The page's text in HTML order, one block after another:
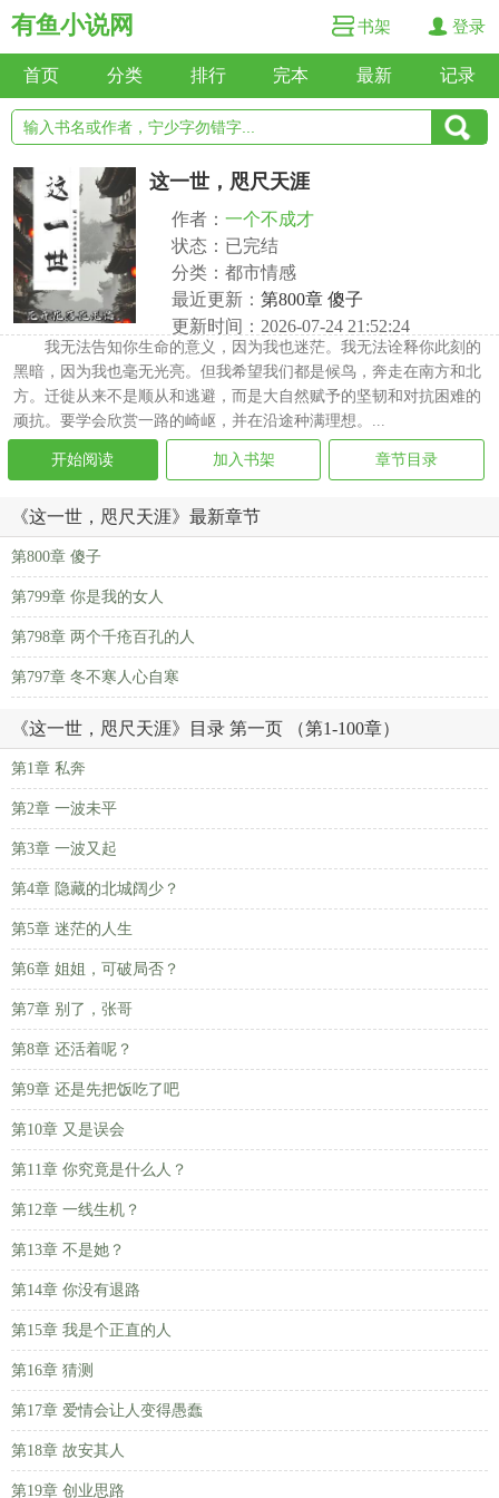
有鱼小说网 书架 登录
首页 分类 排行 完本 最新 记录
这一世，咫尺天涯
作者： 一个不成才
状态：已完结
分类：都市情感
最近更新： 第800章 傻子
更新时间：2026-07-24 21:52:24
我无法告知你生命的意义，因为我也迷茫。我无法诠释你此刻的
黑暗，因为我也毫无光亮。但我希望我们都是候鸟，奔走在南方和北
方。迁徙从来不是顺从和逃避，而是大自然赋予的坚韧和对抗困难的
顽抗。要学会欣赏一路的崎岖，并在沿途种满理想。...
开始阅读 加入书架 章节目录
《这一世，咫尺天涯》最新章节
第800章 傻子
第799章 你是我的女人
第798章 两个千疮百孔的人
第797章 冬不寒人心自寒
《这一世，咫尺天涯》目录 第一页 （第1-100章）
第1章 私奔
第2章 一波未平
第3章 一波又起
第4章 隐藏的北城阔少？
第5章 迷茫的人生
第6章 姐姐，可破局否？
第7章 别了，张哥
第8章 还活着呢？
第9章 还是先把饭吃了吧
第10章 又是误会
第11章 你究竟是什么人？
第12章 一线生机？
第13章 不是她？
第14章 你没有退路
第15章 我是个正直的人
第16章 猜测
第17章 爱情会让人变得愚蠢
第18章 故安其人
第19章 创业思路